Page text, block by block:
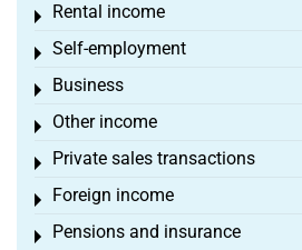
Rental income
Toggle menu
Self-employment
Toggle menu
Business
Toggle menu
Other income
Toggle menu
Private sales transactions
Toggle menu
Foreign income
Toggle menu
Pensions and insurance
Toggle menu